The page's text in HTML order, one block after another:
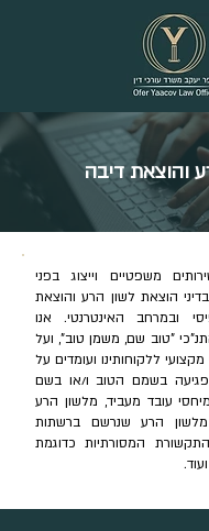
והוצאת דיבה
משפטיים וייצוג בפני
הוצאת לשון הרע והוצאת
ובמרחב האינטרנטי. אנו
"טוב שם, משמן טוב", ועל
מקצועי ללקוחותינו ועומדים על
פגיעה בשמם הטוב ו/או בשם
עובד מעביד, מלשון הרע
מלשון הרע שנרשם ברשתות
המסורתיות כדוגמת